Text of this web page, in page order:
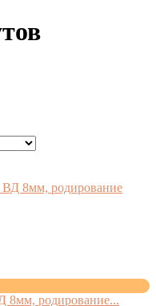
8мм, родирование...